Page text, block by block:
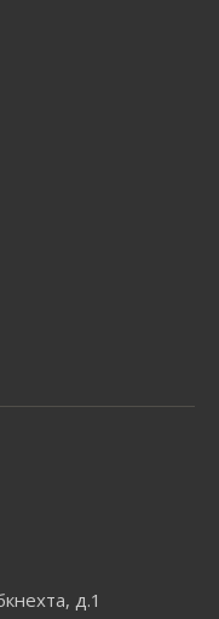
д.1